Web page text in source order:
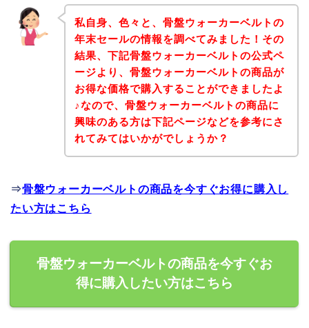
私自身、色々と、骨盤ウォーカーベルトの
年末セールの情報を調べてみました！その
結果、下記骨盤ウォーカーベルトの公式ペ
ージより、骨盤ウォーカーベルトの商品が
お得な価格で購入することができましたよ
♪なので、骨盤ウォーカーベルトの商品に
興味のある方は下記ページなどを参考にさ
れてみてはいかがでしょうか？
⇒骨盤ウォーカーベルトの商品を今すぐお得に購入し
たい方はこちら
骨盤ウォーカーベルトの商品を今すぐお
得に購入したい方はこちら